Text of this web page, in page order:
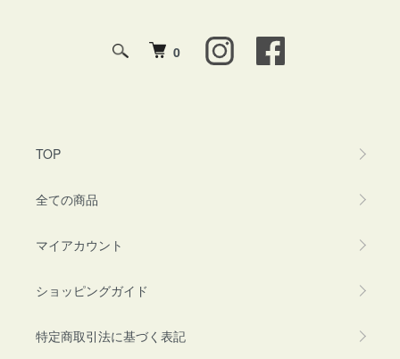
0
TOP
全ての商品
マイアカウント
ショッピングガイド
特定商取引法に基づく表記